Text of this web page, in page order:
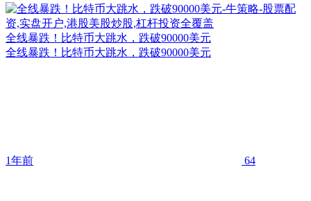
全线暴跌！比特币大跳水，跌破90000美元
全线暴跌！比特币大跳水，跌破90000美元
1年前 64